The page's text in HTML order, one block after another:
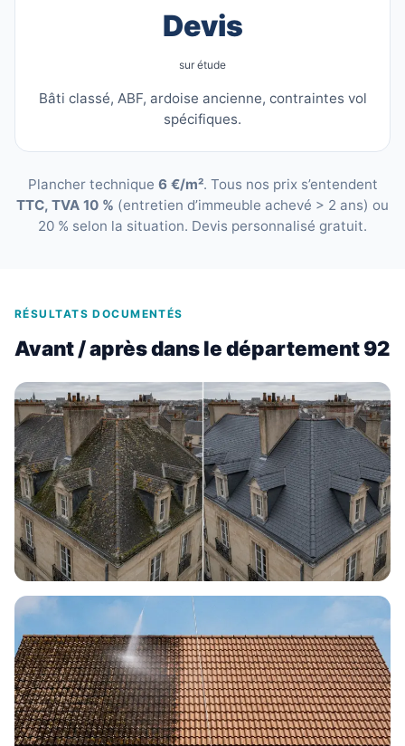
Devis
sur étude
Bâti classé, ABF, ardoise ancienne, contraintes vol
spécifiques.
Plancher technique 6 €/m². Tous nos prix s’entendent
TTC, TVA 10 % (entretien d’immeuble achevé > 2 ans) ou
20 % selon la situation. Devis personnalisé gratuit.
RÉSULTATS DOCUMENTÉS
Avant / après dans le département 92